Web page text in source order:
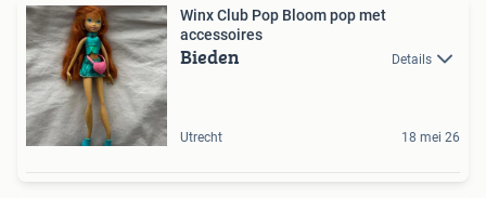
Winx Club Pop Bloom pop met
accessoires
Bieden Details
Utrecht 18 mei 26